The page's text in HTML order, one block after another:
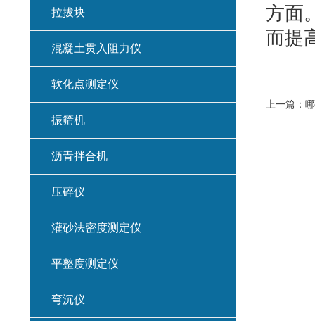
方面
而提
上一篇：
拉拔块
混凝土贯入阻力仪
软化点测定仪
振筛机
沥青拌合机
压碎仪
灌砂法密度测定仪
平整度测定仪
弯沉仪